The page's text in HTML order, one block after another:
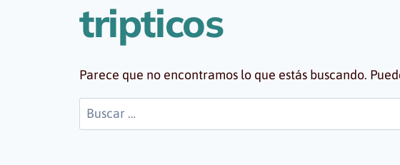
tripticos
Parece que no encontramos lo que estás buscando.
Buscar: